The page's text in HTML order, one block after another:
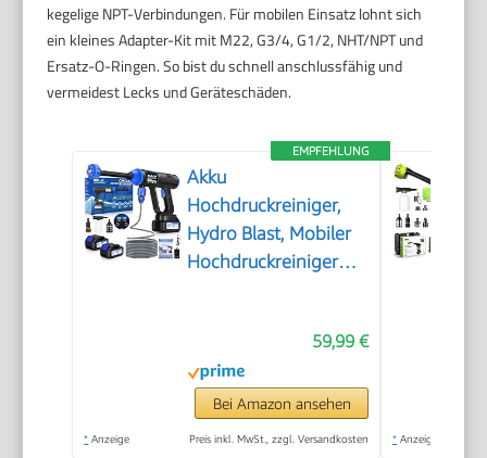
kegelige NPT-Verbindungen. Für mobilen Einsatz lohnt sich
ein kleines Adapter-Kit mit M22, G3/4, G1/2, NHT/NPT und
Ersatz-O-Ringen. So bist du schnell anschlussfähig und
vermeidest Lecks und Geräteschäden.
EMPFEHLUNG
Akku
Hochdruckreiniger,
Hydro Blast, Mobiler
Hochdruckreiniger
Autowäsche,
Hochdruckreiniger
Akku mit 6-in-1
59,99 €
Bei Amazon ansehen
* Anzeige Preis inkl. MwSt., zzgl. Versandkosten * Anzeige